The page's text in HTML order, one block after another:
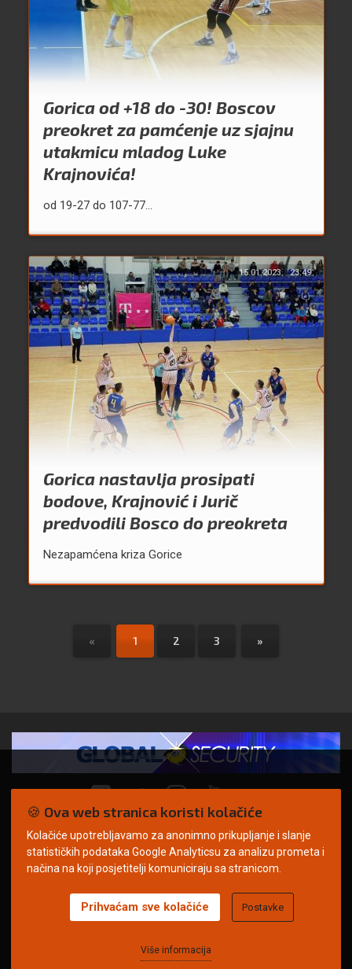
Gorica od +18 do -30! Boscov
preokret za pamćenje uz sjajnu
utakmicu mladog Luke
Krajnovića!
od 19-27 do 107-77...
15.01.2023. 23:49
Gorica nastavlja prosipati
bodove, Krajnović i Jurič
predvodili Bosco do preokreta
Nezapamćena kriza Gorice
« 1 2 3 »
© Copyright 2026. | ARILEO
Uvjeti korištenja Politika privatnosti
Impressum
🍪 Ova web stranica koristi kolačiće
Kolačiće upotrebljavamo za anonimno prikupljanje i slanje
statističkih podataka Google Analyticsu za analizu prometa i
načina na koji posjetitelji komuniciraju sa stranicom.
Više informacija
Prihvaćam sve kolačiće Postavke